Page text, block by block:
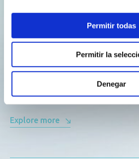
Permitir todas
Permitir la
Denegar
Ante o problema do cambio
• Tecnoloxías asociadas a mellorar
da enerxía: habemos de ser
con menos recursos e mesmo facer
Explore more